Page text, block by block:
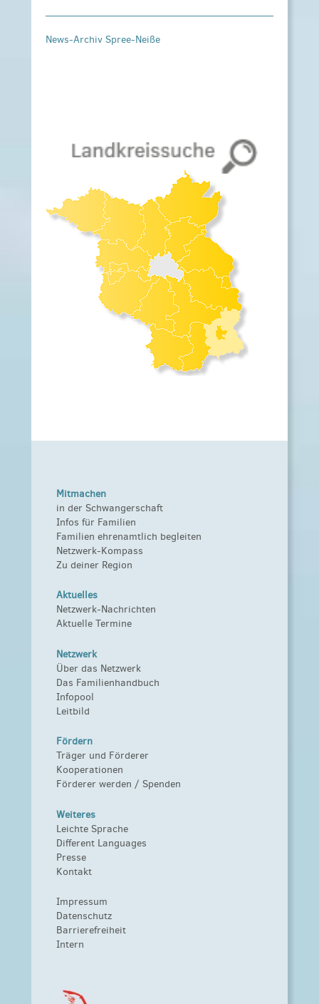
News-Archiv Spree-Neiße
Mitmachen
in der Schwangerschaft
Infos für Familien
Familien ehrenamtlich begleiten
Netzwerk-Kompass
Zu deiner Region
Aktuelles
Netzwerk-Nachrichten
Aktuelle Termine
Netzwerk
Über das Netzwerk
Das Familienhandbuch
Infopool
Leitbild
Fördern
Träger und Förderer
Kooperationen
Förderer werden / Spenden
Weiteres
Leichte Sprache
Different Languages
Presse
Kontakt
Impressum
Datenschutz
Barrierefreiheit
Intern